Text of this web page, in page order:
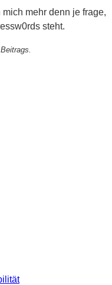
mehr denn je frage,
steht.